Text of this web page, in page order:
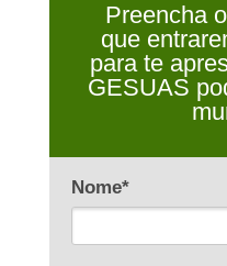
Preencha
que
para te
GESUAS
Nome*